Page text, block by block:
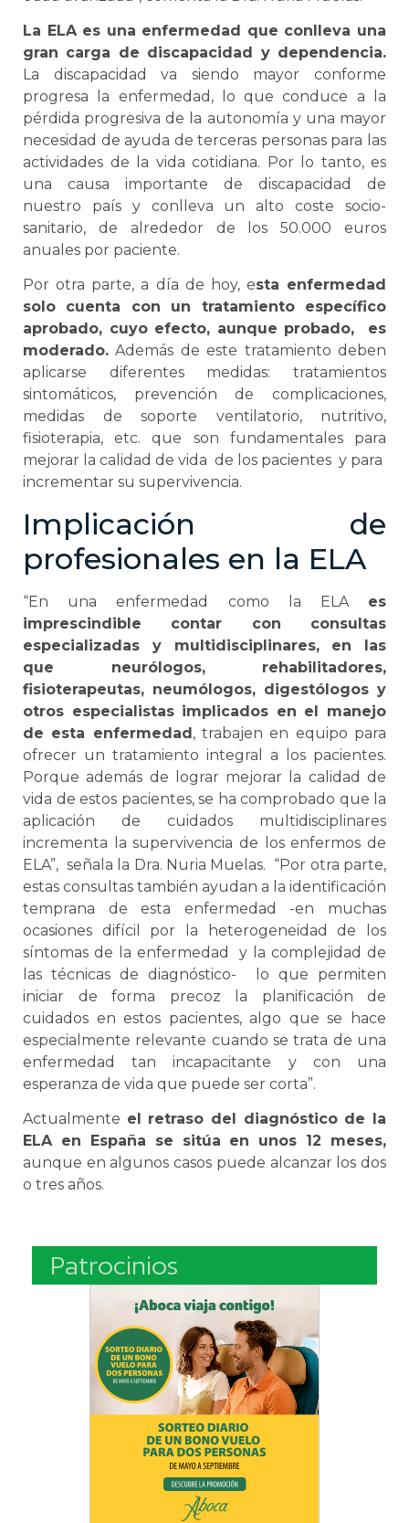
La ELA es una enfermedad que conlleva una
gran carga de discapacidad y dependencia.
La discapacidad va siendo mayor conforme
progresa la enfermedad, lo que conduce a la
pérdida progresiva de la autonomía y una mayor
necesidad de ayuda de terceras personas para las
actividades de la vida cotidiana. Por lo tanto, es
una causa importante de discapacidad de
nuestro país y conlleva un alto coste socio-
sanitario, de alrededor de los 50.000 euros
anuales por paciente.
Por otra parte, a día de hoy, esta enfermedad
solo cuenta con un tratamiento específico
aprobado, cuyo efecto, aunque probado, es
moderado. Además de este tratamiento deben
aplicarse diferentes medidas: tratamientos
sintomáticos, prevención de complicaciones,
medidas de soporte ventilatorio, nutritivo,
fisioterapia, etc. que son fundamentales para
mejorar la calidad de vida de los pacientes y para
incrementar su supervivencia.
Implicación de
profesionales en la ELA
“En una enfermedad como la ELA es
imprescindible contar con consultas
especializadas y multidisciplinares, en las
que neurólogos, rehabilitadores,
fisioterapeutas, neumólogos, digestólogos y
otros especialistas implicados en el manejo
de esta enfermedad, trabajen en equipo para
ofrecer un tratamiento integral a los pacientes.
Porque además de lograr mejorar la calidad de
vida de estos pacientes, se ha comprobado que la
aplicación de cuidados multidisciplinares
incrementa la supervivencia de los enfermos de
ELA”, señala la Dra. Nuria Muelas. “Por otra parte,
estas consultas también ayudan a la identificación
temprana de esta enfermedad -en muchas
ocasiones difícil por la heterogeneidad de los
síntomas de la enfermedad y la complejidad de
las técnicas de diagnóstico- lo que permiten
iniciar de forma precoz la planificación de
cuidados en estos pacientes, algo que se hace
especialmente relevante cuando se trata de una
enfermedad tan incapacitante y con una
esperanza de vida que puede ser corta”.
Actualmente el retraso del diagnóstico de la
ELA en España se sitúa en unos 12 meses,
aunque en algunos casos puede alcanzar los dos
o tres años.
Patrocinios